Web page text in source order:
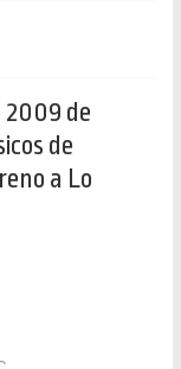
2009 de
de
a Lo